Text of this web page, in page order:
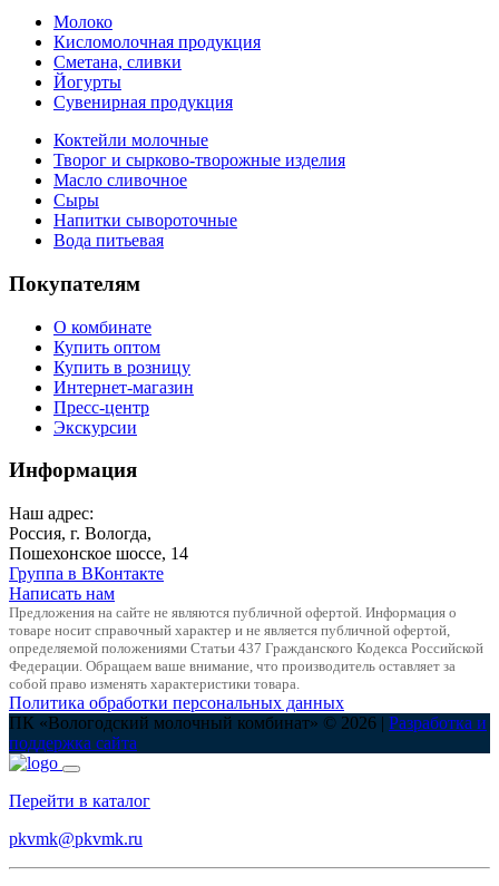
Молоко
Кисломолочная продукция
Сметана, сливки
Йогурты
Сувенирная продукция
Коктейли молочные
Творог и сырково-творожные изделия
Масло сливочное
Сыры
Напитки сывороточные
Вода питьевая
Покупателям
О комбинате
Купить оптом
Купить в розницу
Интернет-магазин
Пресс-центр
Экскурсии
Информация
Наш адрес:
Россия, г. Вологда,
Пошехонское шоссе, 14
Группа в ВКонтакте
Написать нам
Предложения на сайте не являются публичной офертой. Информация о
товаре носит справочный характер и не является публичной офертой,
определяемой положениями Статьи 437 Гражданского Кодекса Российской
Федерации. Обращаем ваше внимание, что производитель оставляет за
собой право изменять характеристики товара.
Политика обработки персональных данных
ПК «Вологодский молочный комбинат» © 2026 | Разработка и
поддержка сайта
Перейти в каталог
pkvmk@pkvmk.ru